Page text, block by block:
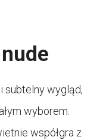
subtelny wygląd,
wyborem.
współgra z